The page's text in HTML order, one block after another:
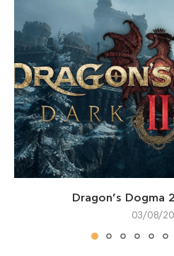
Dragon’s Dogma
03/08/